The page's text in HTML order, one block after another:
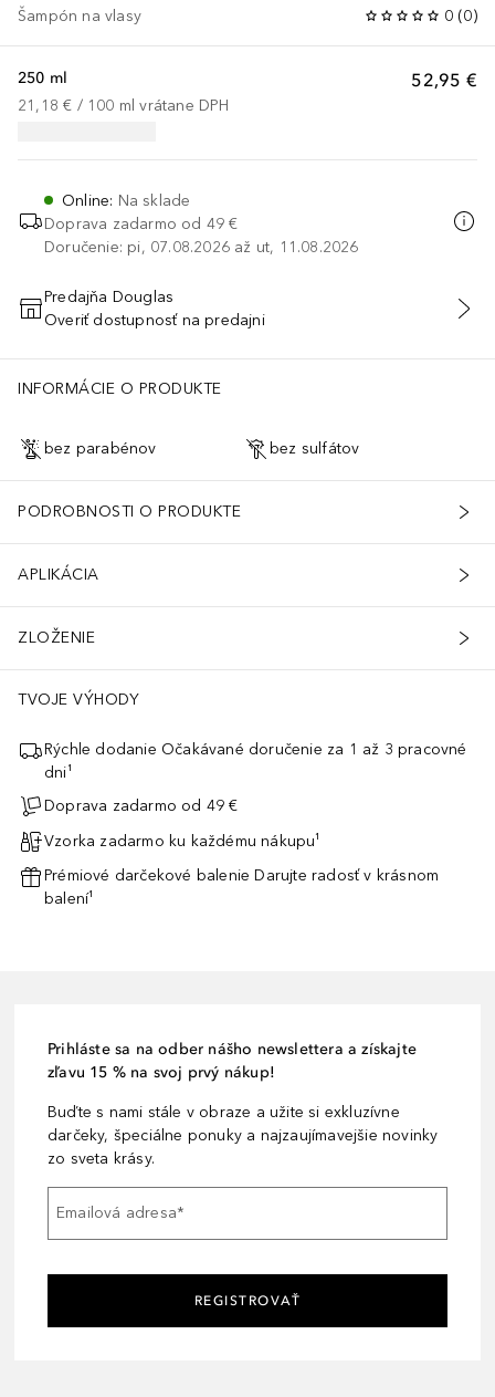
Šampón na vlasy 0 (0)
52,95 €
250 ml
21,18 € / 100 ml vrátane DPH
Online: Na sklade
Doprava zadarmo od 49 €
Doručenie: pi, 07.08.2026 až ut, 11.08.2026
PRIDAŤ DO KOŠÍKA
Predajňa Douglas
Overiť dostupnosť na predajni
INFORMÁCIE O PRODUKTE
bez parabénov bez sulfátov
PODROBNOSTI O PRODUKTE
APLIKÁCIA
ZLOŽENIE
TVOJE VÝHODY
Rýchle dodanie Očakávané doručenie za 1 až 3 pracovné
dni¹
Doprava zadarmo od 49 €
Vzorka zadarmo ku každému nákupu¹
Prémiové darčekové balenie Darujte radosť v krásnom
balení¹
Prihláste sa na odber nášho newslettera a získajte
zľavu 15 % na svoj prvý nákup!
Buďte s nami stále v obraze a užite si exkluzívne
darčeky, špeciálne ponuky a najzaujímavejšie novinky
zo sveta krásy.
Emailová adresa*
REGISTROVAŤ